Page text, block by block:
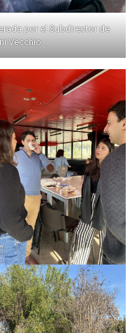
por el Subdirector de
Vecchio